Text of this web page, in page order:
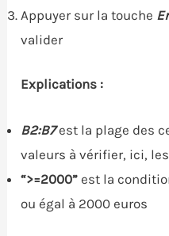
Appuyer sur la touche
valider
Explications :
B2:B7 est la plage des
valeurs à vérifier, ici,
“>=2000” est la
ou égal à 2000 euros